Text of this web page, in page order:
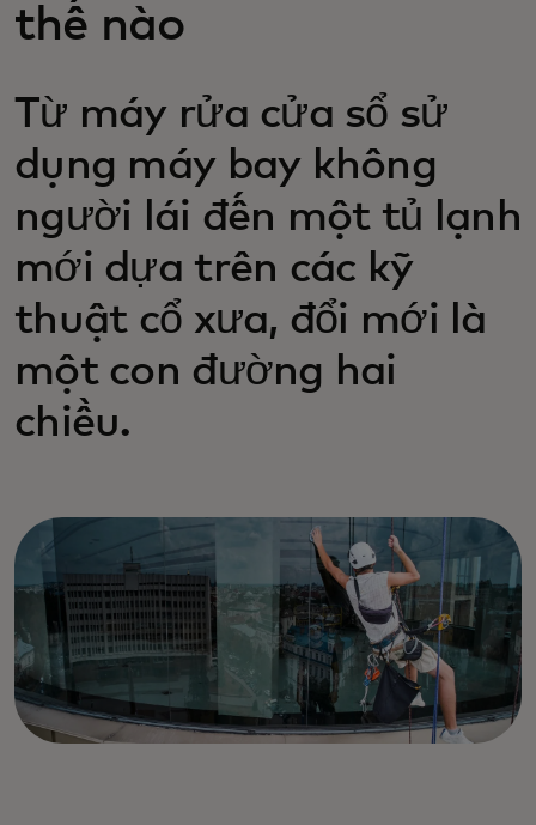
thế nào
Từ máy rửa cửa sổ sử
dụng máy bay không
người lái đến một tủ lạnh
mới dựa trên các kỹ
thuật cổ xưa, đổi mới là
một con đường hai
chiều.